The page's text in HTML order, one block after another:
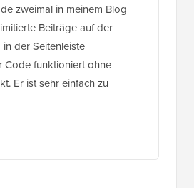
zweimal in meinem Blog
Beiträge auf der
der Seitenleiste
Code funktioniert ohne
Er ist sehr einfach zu